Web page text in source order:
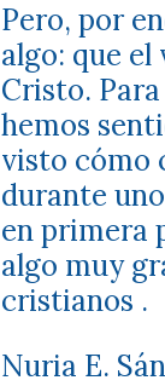
Pero, por
algo: que
Cristo.
hemos
visto cómo
durante
en primera
algo muy
cristianos .
Nuria E.